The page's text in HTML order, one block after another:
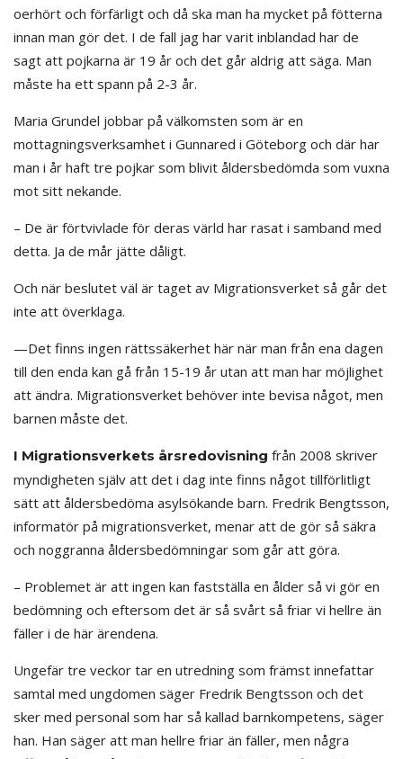
oerhört och förfärligt och då ska man ha mycket på fötterna
innan man gör det. I de fall jag har varit inblandad har de
sagt att pojkarna är 19 år och det går aldrig att säga. Man
måste ha ett spann på 2-3 år.
Maria Grundel jobbar på välkomsten som är en
mottagningsverksamhet i Gunnared i Göteborg och där har
man i år haft tre pojkar som blivit åldersbedömda som vuxna
mot sitt nekande.
– De är förtvivlade för deras värld har rasat i samband med
detta. Ja de mår jätte dåligt.
Och när beslutet väl är taget av Migrationsverket så går det
inte att överklaga.
—Det finns ingen rättssäkerhet här när man från ena dagen
till den enda kan gå från 15-19 år utan att man har möjlighet
att ändra. Migrationsverket behöver inte bevisa något, men
barnen måste det.
I Migrationsverkets årsredovisning från 2008 skriver
myndigheten själv att det i dag inte finns något tillförlitligt
sätt att åldersbedöma asylsökande barn. Fredrik Bengtsson,
informatör på migrationsverket, menar att de gör så säkra
och noggranna åldersbedömningar som går att göra.
– Problemet är att ingen kan fastställa en ålder så vi gör en
bedömning och eftersom det är så svårt så friar vi hellre än
fäller i de här ärendena.
Ungefär tre veckor tar en utredning som främst innefattar
samtal med ungdomen säger Fredrik Bengtsson och det
sker med personal som har så kallad barnkompetens, säger
han. Han säger att man hellre friar än fäller, men några